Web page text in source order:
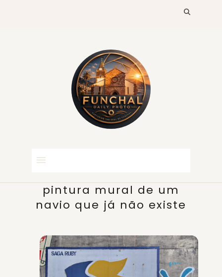
pintura mural de um
navio que já não existe